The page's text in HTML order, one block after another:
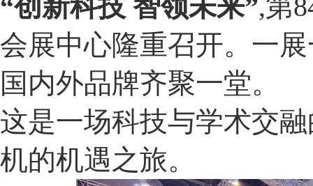
“创新科技 智领未来”,第
会展中心隆重召开。一
国内外品牌齐聚一堂。
这是一场科技与学术交
机的机遇之旅。